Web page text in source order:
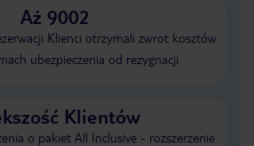
Aż 9002
Klienci otrzymali zwrot kosztów
ubezpieczenia od rezygnacji
Klientów
o pakiet All Inclusive - rozszerzenie